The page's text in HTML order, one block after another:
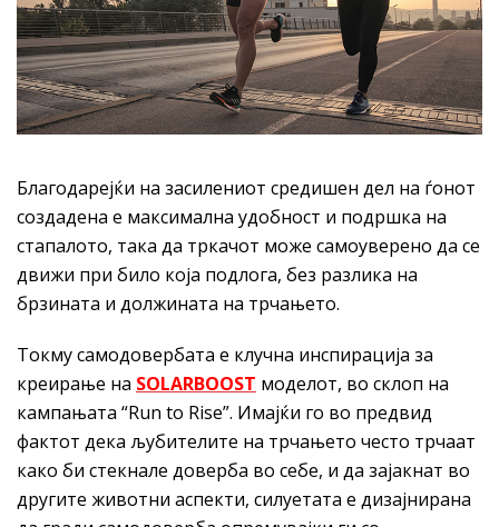
Благодарејќи на засилениот средишен дел на ѓонот
создадена е максимална удобност и подршка на
стапалото, така да тркачот може самоуверено да се
движи при било која подлога, без разлика на
брзината и должината на трчањето.
Токму самодовербата е клучна инспирација за
креирање на SOLARBOOST моделот, во склоп на
кампањата “Run to Rise”. Имајќи го во предвид
фактот дека љубителите на трчањето често трчаат
како би стекнале доверба во себе, и да зајакнат во
другите животни аспекти, силуетата е дизајнирана